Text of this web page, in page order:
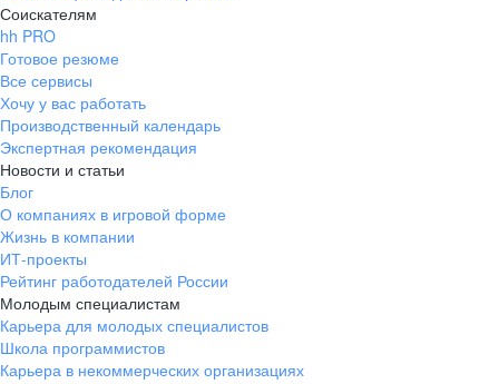
Соискателям
hh PRO
Готовое резюме
Все сервисы
Хочу у вас работать
Производственный календарь
Экспертная рекомендация
Новости и статьи
Блог
О компаниях в игровой форме
Жизнь в компании
ИТ-проекты
Рейтинг работодателей России
Молодым специалистам
Карьера для молодых специалистов
Школа программистов
Карьера в некоммерческих организациях